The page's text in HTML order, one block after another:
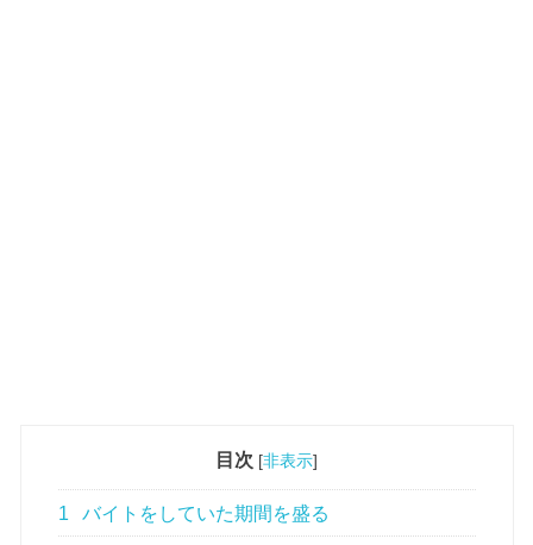
目次 [非表示]
1 バイトをしていた期間を盛る